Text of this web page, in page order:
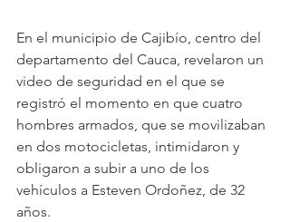
En el municipio de Cajibío, centro del
departamento del Cauca, revelaron un
video de seguridad en el que se
registró el momento en que cuatro
hombres armados, que se movilizaban
en dos motocicletas, intimidaron y
obligaron a subir a uno de los
vehículos a Esteven Ordoñez, de 32
años.